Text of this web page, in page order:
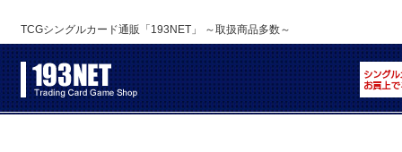
TCGシングルカード通販「193NET」 ～取扱商品多数～